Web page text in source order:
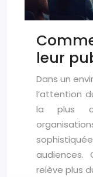
leur
Dans un
l’attention
la plus
relève plus